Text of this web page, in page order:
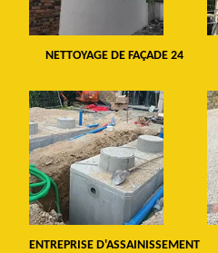
NETTOYAGE DE FAÇADE 24
ENTREPRISE D'ASSAINISSEMENT